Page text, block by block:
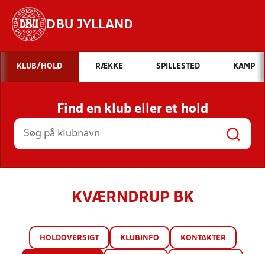
DBU JYLLAND
Hvad vil du søge efter?
INDHOLD OG NYHEDER
STILLINGER, RESULTATER, KLUBBER OG
HOLD
KLUB/HOLD RÆKKE SPILLESTED KAMP
Find en klub eller et hold
KVÆRNDRUP BK
HOLDOVERSIGT KLUBINFO KONTAKTER